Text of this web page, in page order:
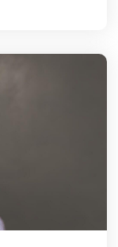
尼卡工作室工作